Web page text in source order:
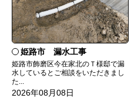
姫路市 漏水工事
姫路市飾磨区今在家北のＴ様邸で漏
水しているとご相談をいただきまし
た...
2026年08月08日